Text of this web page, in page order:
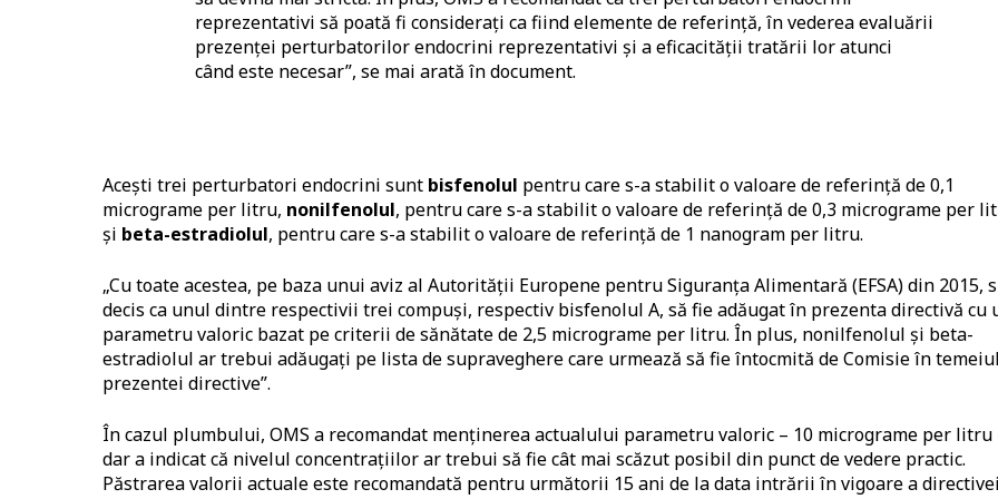
reprezentativi să poată fi considerați ca fiind elemente de referință, în vederea evaluării
prezenței perturbatorilor endocrini reprezentativi și a eficacității tratării lor atunci
când este necesar”, se mai arată în document.
Acești trei perturbatori endocrini sunt bisfenolul pentru care s-a stabilit o valoare de referință de 0,1
micrograme per litru, nonilfenolul, pentru care s-a stabilit o valoare de referință de 0,3 micrograme per
și beta-estradiolul, pentru care s-a stabilit o valoare de referință de 1 nanogram per litru.
„Cu toate acestea, pe baza unui aviz al Autorității Europene pentru Siguranța Alimentară (EFSA) din 2015,
decis ca unul dintre respectivii trei compuși, respectiv bisfenolul A, să fie adăugat în prezenta directivă cu
parametru valoric bazat pe criterii de sănătate de 2,5 micrograme per litru. În plus, nonilfenolul și beta-
estradiolul ar trebui adăugați pe lista de supraveghere care urmează să fie întocmită de Comisie în temeiul
prezentei directive”.
În cazul plumbului, OMS a recomandat menținerea actualului parametru valoric – 10 micrograme per litru
dar a indicat că nivelul concentrațiilor ar trebui să fie cât mai scăzut posibil din punct de vedere practic.
Păstrarea valorii actuale este recomandată pentru următorii 15 ani de la data intrării în vigoare a directivei